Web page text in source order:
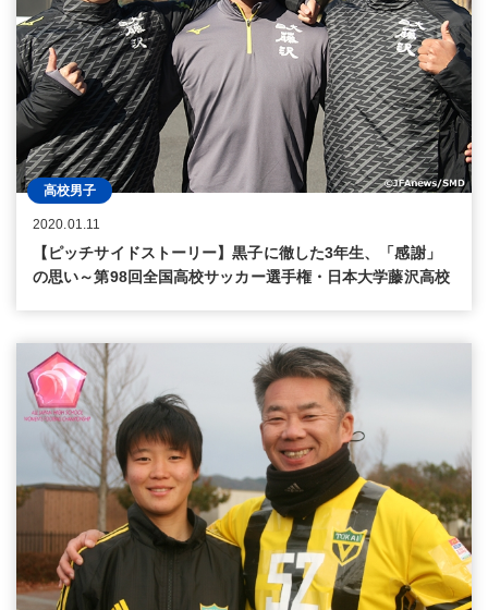
高校男子
2020.01.11
【ピッチサイドストーリー】黒子に徹した3年生、「感謝」
の思い～第98回全国高校サッカー選手権・日本大学藤沢高校